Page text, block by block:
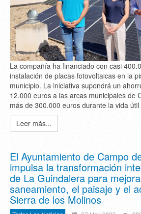
La compañía ha financiado con casi
instalación de placas fotovoltaicas en la
municipio. La iniciativa supondrá un
12.000 euros a las arcas municipales de
más de 300.000 euros durante la vida
Leer más...
El Ayuntamiento de Campo
impulsa la transformación
de La Guindalera para
saneamiento, el paisaje y el
Sierra de los Molinos